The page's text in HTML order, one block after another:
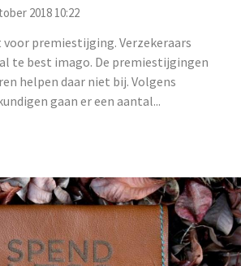
2018 10:22
premiestijging. Verzekeraars
te best imago. De premiestijgingen
helpen daar niet bij. Volgens
gaan er een aantal...